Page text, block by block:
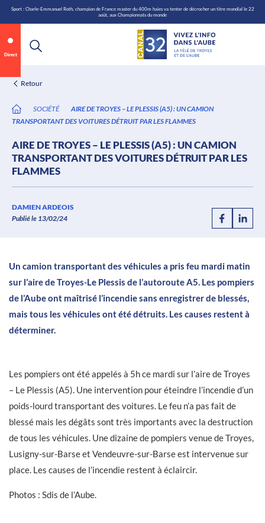
Aller
au
contenu
Sport : Charle-Emmanuel Roth, champion de France master du 400m haies va tenter de décrocher un titre mondial le 22
août, aux Championnats du monde
Direct
Retour
SOCIÉTÉ
AIRE DE TROYES – LE PLESSIS (A5) : UN CAMION
TRANSPORTANT DES VOITURES DÉTRUIT PAR LES FLAMMES
AIRE DE TROYES – LE PLESSIS (A5) : UN CAMION
TRANSPORTANT DES VOITURES DÉTRUIT PAR LES
FLAMMES
DAMIEN ARDEOIS
Publié le 13/02/24
0:05 / 0:12
Un camion transportant des véhicules a pris feu mardi matin
sur l’aire de Troyes-Le Plessis de l’autoroute A5. Les pompiers
de l’Aube ont maîtrisé l’incendie sans enregistrer de blessés,
mais tous les véhicules ont été détruits. Les causes restent à
déterminer.
Les pompiers ont été appelés à 5h ce mardi sur l’aire de Troyes
– Le Plessis (A5). Une intervention pour éteindre l’incendie d’un
poids-lourd transportant des voitures. Le feu n’a pas fait de
blessé mais les dégâts sont très importants avec la destruction
de tous les véhicules. Une dizaine de pompiers venue de Troyes,
Lusigny-sur-Barse et Vendeuvre-sur-Barse est intervenue sur
place. Les causes de l’incendie restent à éclaircir.
Photos : Sdis de l’Aube.